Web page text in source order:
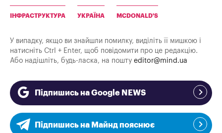
ІНФРАСТРУКТУРА УКРАЇНА MCDONALD'S
У випадку, якщо ви знайшли помилку, виділіть її мишкою і
натисніть Ctrl + Enter, щоб повідомити про це редакцію.
Або надішліть, будь-ласка, на пошту editor@mind.ua
Підпишись на Google NEWS
Підпишись на Майнд пояснює